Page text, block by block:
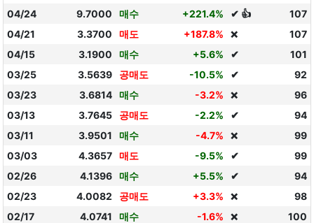
04/24
9.7000 매수 +221.4% ✔ 👍
107
04/21
3.3700 매도 +187.8% ❌
107
04/15
3.1900 매수 +5.6% ✔
101
03/25
3.5639 공매도 -10.5% ✔
92
03/23
3.6814 매수 -3.2% ❌
96
03/13
3.7645 공매도 -2.2% ✔
94
03/11
3.9501 매수 -4.7% ❌
99
03/03
4.3657 매도 -9.5% ✔
99
02/26
4.1396 매수 +5.5% ✔
94
02/23
4.0082 공매도 +3.3% ❌
98
02/17
4.0741 매수 -1.6% ❌ 100